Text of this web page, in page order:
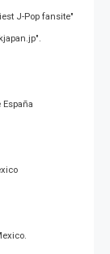
J-Pop fansite"